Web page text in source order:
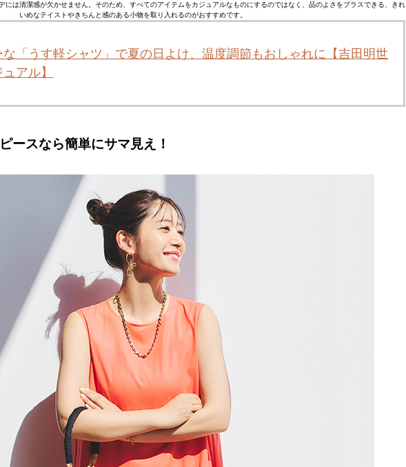
には清潔感が欠かせません。そのため、すべてのアイテムをカジュアルなものにするのではなく、品のよさをプラスできる、きれ
いめなテイストやきちんと感のある小物を取り入れるのがおすすめです。
な「うす軽シャツ」で夏の日よけ、温度調節もおしゃれに【吉田明世
アル】
ースなら簡単にサマ見え！